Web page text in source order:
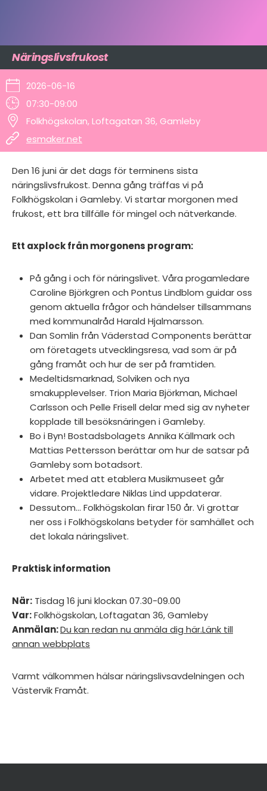
Näringslivsfrukost
2026-06-16
07:30-09:00
Folkhögskolan, Loftagatan 36, Gamleby
esmaker.net
Den 16 juni är det dags för terminens sista
näringslivsfrukost. Denna gång träffas vi på
Folkhögskolan i Gamleby. Vi startar morgonen med
frukost, ett bra tillfälle för mingel och nätverkande.
Ett axplock från morgonens program:
På gång i och för näringslivet. Våra progamledare
Caroline Björkgren och Pontus Lindblom guidar oss
genom aktuella frågor och händelser tillsammans
med kommunalråd Harald Hjalmarsson.
Dan Somlin från Väderstad Components berättar
om företagets utvecklingsresa, vad som är på
gång framåt och hur de ser på framtiden.
Medeltidsmarknad, Solviken och nya
smakupplevelser. Trion Maria Björkman, Michael
Carlsson och Pelle Frisell delar med sig av nyheter
kopplade till besöksnäringen i Gamleby.
Bo i Byn! Bostadsbolagets Annika Källmark och
Mattias Pettersson berättar om hur de satsar på
Gamleby som botadsort.
Arbetet med att etablera Musikmuseet går
vidare. Projektledare Niklas Lind uppdaterar.
Dessutom… Folkhögskolan firar 150 år. Vi grottar
ner oss i Folkhögskolans betyder för samhället och
det lokala näringslivet.
Praktisk information
När: Tisdag 16 juni klockan 07.30-09.00
Var:Folkhögskolan, Loftagatan 36, Gamleby
Anmälan:Du kan redan nu anmäla dig här.Länk till
annan webbplats
Varmt välkommen hälsar näringslivsavdelningen och
Västervik Framåt.